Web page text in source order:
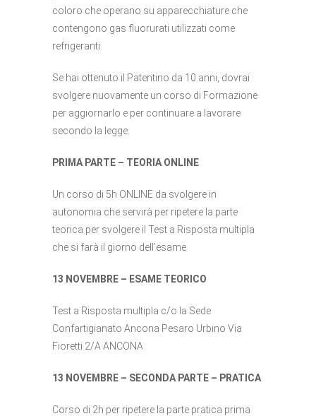
coloro che operano su apparecchiature che
contengono gas fluorurati utilizzati come
refrigeranti.
Se hai ottenuto il Patentino da 10 anni, dovrai
svolgere nuovamente un corso di Formazione
per aggiornarlo e per continuare a lavorare
secondo la legge.
PRIMA PARTE – TEORIA ONLINE
Un corso di 5h ONLINE da svolgere in
autonomia che servirà per ripetere la parte
teorica per svolgere il Test a Risposta multipla
che si farà il giorno dell’esame.
13 NOVEMBRE – ESAME TEORICO
Test a Risposta multipla c/o la Sede
Confartigianato Ancona Pesaro Urbino Via
Fioretti 2/A ANCONA
13 NOVEMBRE – SECONDA PARTE – PRATICA
Corso di 2h per ripetere la parte pratica prima